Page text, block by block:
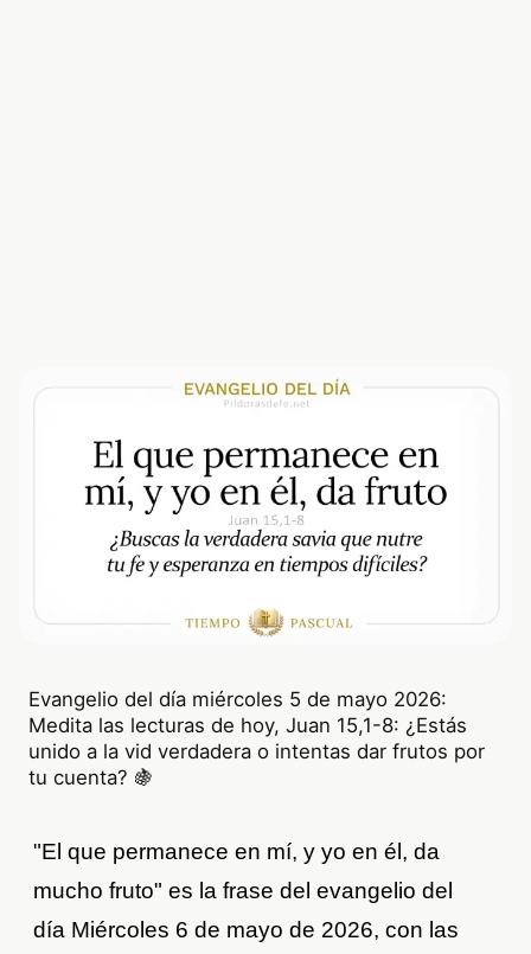
Evangelio del día miércoles 5 de mayo 2026:
Medita las lecturas de hoy, Juan 15,1-8: ¿Estás
unido a la vid verdadera o intentas dar frutos por
tu cuenta? 🍇
"El que permanece en mí, y yo en él, da
mucho fruto" es la frase del evangelio del
día Miércoles 6 de mayo de 2026, con las